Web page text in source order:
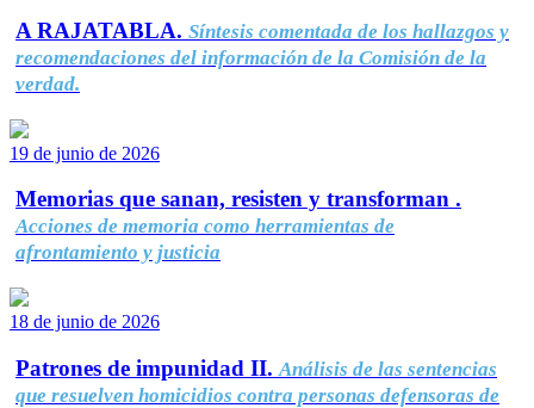
A RAJATABLA. Síntesis comentada de los hallazgos y
recomendaciones del información de la Comisión de la
verdad.
19 de junio de 2026
Memorias que sanan, resisten y transforman .
Acciones de memoria como herramientas de
afrontamiento y justicia
18 de junio de 2026
Patrones de impunidad II. Análisis de las sentencias
que resuelven homicidios contra personas defensoras de